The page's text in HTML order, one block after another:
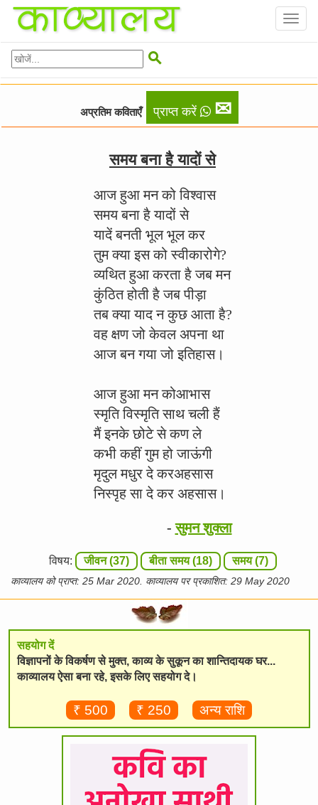

अप्रतिम कविताएँ प्राप्त करें ✉
समय बना है यादों से
आज हुआ मन को विश्वास
समय बना है यादों से
यादें बनती भूल भूल कर
तुम क्या इस को स्वीकारोगे?
व्यथित हुआ करता है जब मन
कुंठित होती है जब पीड़ा
तब क्या याद न कुछ आता है?
वह क्षण जो केवल अपना था
आज बन गया जो इतिहास।
आज हुआ मन कोआभास
स्मृति विस्मृति साथ चली हैं
मैं इनके छोटे से कण ले
कभी कहीं गुम हो जाऊंगी
मृदुल मधुर दे करअहसास
निस्पृह सा दे कर अहसास।
-सुमन शुक्ला
विषय: जीवन (37) बीता समय (18) समय (7)
काव्यालय को प्राप्त: 25 Mar 2020. काव्यालय पर प्रकाशित: 29 May 2020
सहयोग दें
विज्ञापनों के विकर्षण से मुक्त, काव्य के सुकून का शान्तिदायक घर...
काव्यालय ऐसा बना रहे, इसके लिए सहयोग दे।
₹ 500 ₹ 250 अन्य राशि